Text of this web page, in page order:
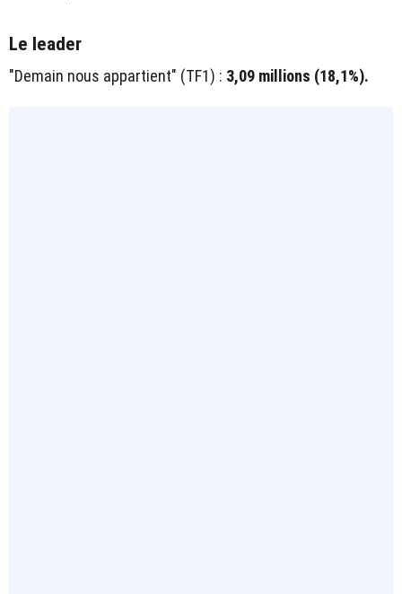
Le leader
"Demain nous appartient" (TF1) : 3,09 millions (18,1%).